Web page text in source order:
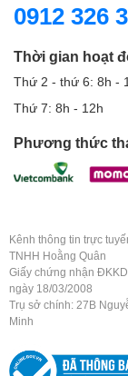
0912 326
Thời gian hoạt
Thứ 2 - thứ 6: 8h -
Thứ 7: 8h - 12h
Phương thức
Kênh thông tin trực
TNHH Hoằng Quân
Giấy chứng nhận
ngày 18/03/2008
Trụ sở chính: 27B
Minh